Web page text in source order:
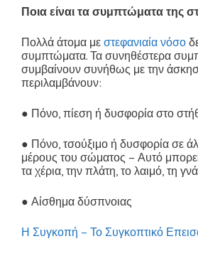
Ποια είναι τα συμπτώματα της
Πολλά άτομα με στεφανιαία νόσο
συμπτώματα. Τα συνηθέστερα
συμβαίνουν συνήθως με την
περιλαμβάνουν:
● Πόνο, πίεση ή δυσφορία στο
● Πόνο, τσούξιμο ή δυσφορία σε
μέρους του σώματος – Αυτό
τα χέρια, την πλάτη, το λαιμό, τη
● Αίσθημα δύσπνοιας
Η Συγκοπή – Το Συγκοπτικό